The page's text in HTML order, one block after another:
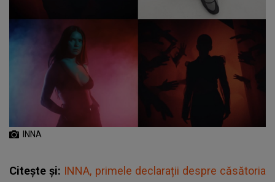
INNA
Citește și: INNA, primele declarații despre căsătoria